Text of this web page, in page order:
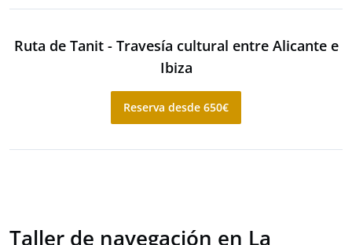
Ruta de Tanit - Travesía cultural entre Alicante e
Ibiza
Reserva desde 650€
Taller de navegación en La